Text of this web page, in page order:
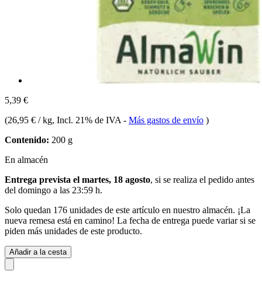
5,39 €
(26,95 € / kg, Incl. 21% de IVA - Más gastos de envío )
Contenido: 200 g
En almacén
Entrega prevista el martes, 18 agosto, si se realiza el pedido antes
del domingo a las 23:59 h.
Solo quedan 176 unidades de este artículo en nuestro almacén. ¡La
nueva remesa está en camino! La fecha de entrega puede variar si se
piden más unidades de este producto.
Añadir a la cesta